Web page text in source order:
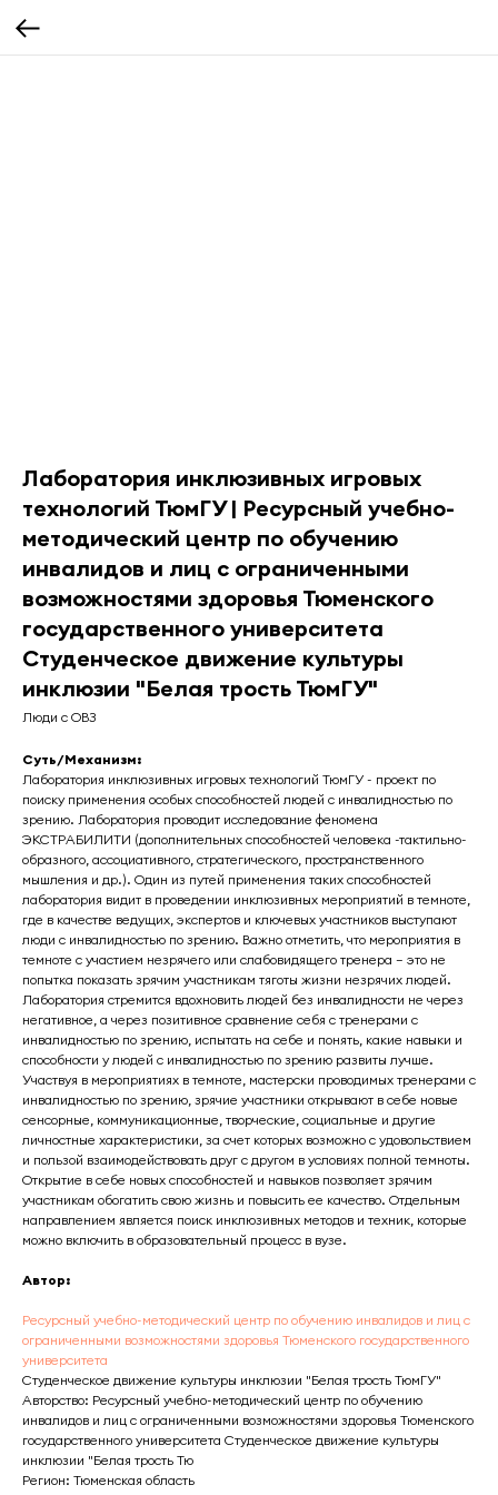
Лаборатория инклюзивных игровых
технологий ТюмГУ | Ресурсный учебно-
методический центр по обучению
инвалидов и лиц с ограниченными
возможностями здоровья Тюменского
государственного университета
Студенческое движение культуры
инклюзии "Белая трость ТюмГУ"
Люди с ОВЗ
Суть/Механизм:
Лаборатория инклюзивных игровых технологий ТюмГУ - проект по
поиску применения особых способностей людей с инвалидностью по
зрению. Лаборатория проводит исследование феномена
ЭКСТРАБИЛИТИ (дополнительных способностей человека -тактильно-
образного, ассоциативного, стратегического, пространственного
мышления и др.). Один из путей применения таких способностей
лаборатория видит в проведении инклюзивных мероприятий в темноте,
где в качестве ведущих, экспертов и ключевых участников выступают
люди с инвалидностью по зрению. Важно отметить, что мероприятия в
темноте с участием незрячего или слабовидящего тренера – это не
попытка показать зрячим участникам тяготы жизни незрячих людей.
Лаборатория стремится вдохновить людей без инвалидности не через
негативное, а через позитивное сравнение себя с тренерами с
инвалидностью по зрению, испытать на себе и понять, какие навыки и
способности у людей с инвалидностью по зрению развиты лучше.
Участвуя в мероприятиях в темноте, мастерски проводимых тренерами с
инвалидностью по зрению, зрячие участники открывают в себе новые
сенсорные, коммуникационные, творческие, социальные и другие
личностные характеристики, за счет которых возможно с удовольствием
и пользой взаимодействовать друг с другом в условиях полной темноты.
Открытие в себе новых способностей и навыков позволяет зрячим
участникам обогатить свою жизнь и повысить ее качество. Отдельным
направлением является поиск инклюзивных методов и техник, которые
можно включить в образовательный процесс в вузе.
Автор:
Ресурсный учебно-методический центр по обучению инвалидов и лиц с
ограниченными возможностями здоровья Тюменского государственного
университета
Студенческое движение культуры инклюзии "Белая трость ТюмГУ"
Авторство: Ресурсный учебно-методический центр по обучению
инвалидов и лиц с ограниченными возможностями здоровья Тюменского
государственного университета Студенческое движение культуры
инклюзии "Белая трость Тю
Регион: Тюменская область